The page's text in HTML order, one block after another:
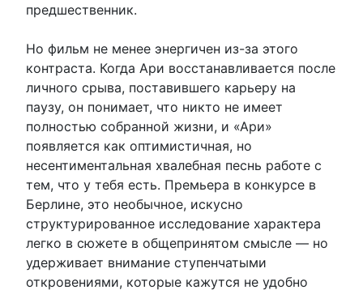
предшественник.
Но фильм не менее энергичен из-за этого
контраста. Когда Ари восстанавливается после
личного срыва, поставившего карьеру на
паузу, он понимает, что никто не имеет
полностью собранной жизни, и «Ари»
появляется как оптимистичная, но
несентиментальная хвалебная песнь работе с
тем, что у тебя есть. Премьера в конкурсе в
Берлине, это необычное, искусно
структурированное исследование характера
легко в сюжете в общепринятом смысле — но
удерживает внимание ступенчатыми
откровениями, которые кажутся не удобно